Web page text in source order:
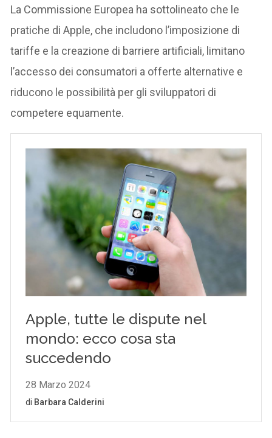
La Commissione Europea ha sottolineato che le
pratiche di Apple, che includono l’imposizione di
tariffe e la creazione di barriere artificiali, limitano
l’accesso dei consumatori a offerte alternative e
riducono le possibilità per gli sviluppatori di
competere equamente.